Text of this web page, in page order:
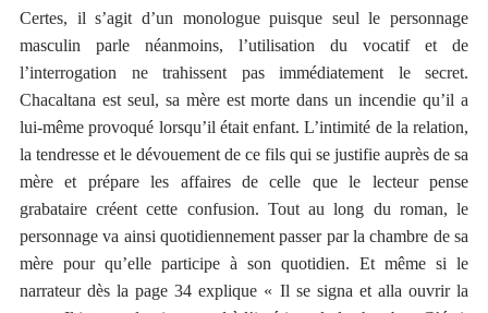
Certes, il s’agit d’un monologue puisque seul le personnage
masculin parle néanmoins, l’utilisation du vocatif et de
l’interrogation ne trahissent pas immédiatement le secret.
Chacaltana est seul, sa mère est morte dans un incendie qu’il a
lui-même provoqué lorsqu’il était enfant. L’intimité de la relation,
la tendresse et le dévouement de ce fils qui se justifie auprès de sa
mère et prépare les affaires de celle que le lecteur pense
grabataire créent cette confusion. Tout au long du roman, le
personnage va ainsi quotidiennement passer par la chambre de sa
mère pour qu’elle participe à son quotidien. Et même si le
narrateur dès la page 34 explique « Il se signa et alla ouvrir la